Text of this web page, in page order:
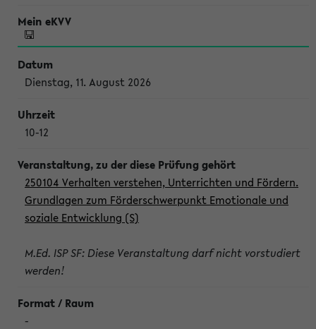
Dienstag, 11. August 2026
10-12
250104 Verhalten verstehen, Unterrichten und Fördern.
Grundlagen zum Förderschwerpunkt Emotionale und
soziale Entwicklung (S)
M.Ed. ISP SF: Diese Veranstaltung darf nicht vorstudiert
werden!
-